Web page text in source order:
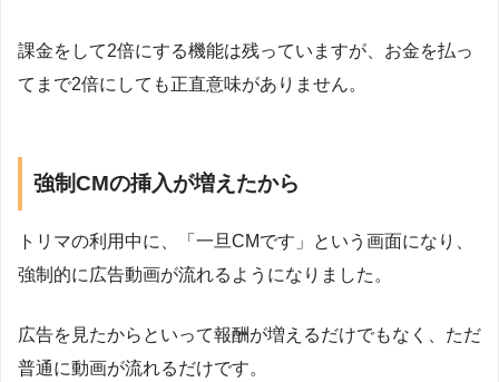
課金をして2倍にする機能は残っていますが、お金を払っ
てまで2倍にしても正直意味がありません。
強制CMの挿入が増えたから
トリマの利用中に、「一旦CMです」という画面になり、
強制的に広告動画が流れるようになりました。
広告を見たからといって報酬が増えるだけでもなく、ただ
普通に動画が流れるだけです。